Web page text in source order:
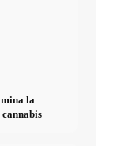
la